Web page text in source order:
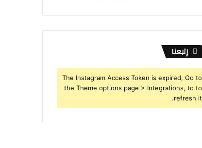
إتبعنا
The Instagram Access Token is expired, Go to
the Theme options page > Integrations, to to
refresh it.